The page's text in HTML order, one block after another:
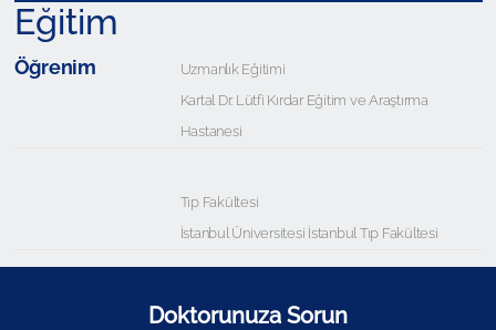
Eğitim
Öğrenim
Uzmanlık Eğitimi
Kartal Dr. Lütfi Kırdar Eğitim ve Araştırma
Hastanesi
Tıp Fakültesi
İstanbul Üniversitesi İstanbul Tıp Fakültesi
Doktorunuza Sorun